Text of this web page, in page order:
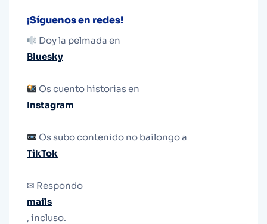
¡Síguenos en redes!
Doy la pelmada en
Bluesky
Os cuento historias en
Instagram
Os subo contenido no bailongo a
TikTok
✉ Respondo
mails
, incluso.